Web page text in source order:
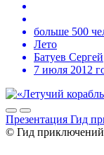
больше 500
Лето
Батуев Сергей
7 июля 2012
Презентация Гид
© Гид